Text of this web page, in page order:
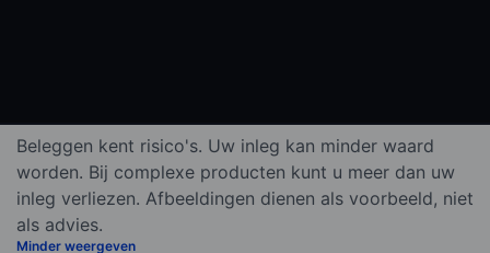
Beleggen kent risico's. Uw inleg kan minder waard
worden. Bij complexe producten kunt u meer dan uw
inleg verliezen. Afbeeldingen dienen als voorbeeld, niet
als advies.
Minder weergeven